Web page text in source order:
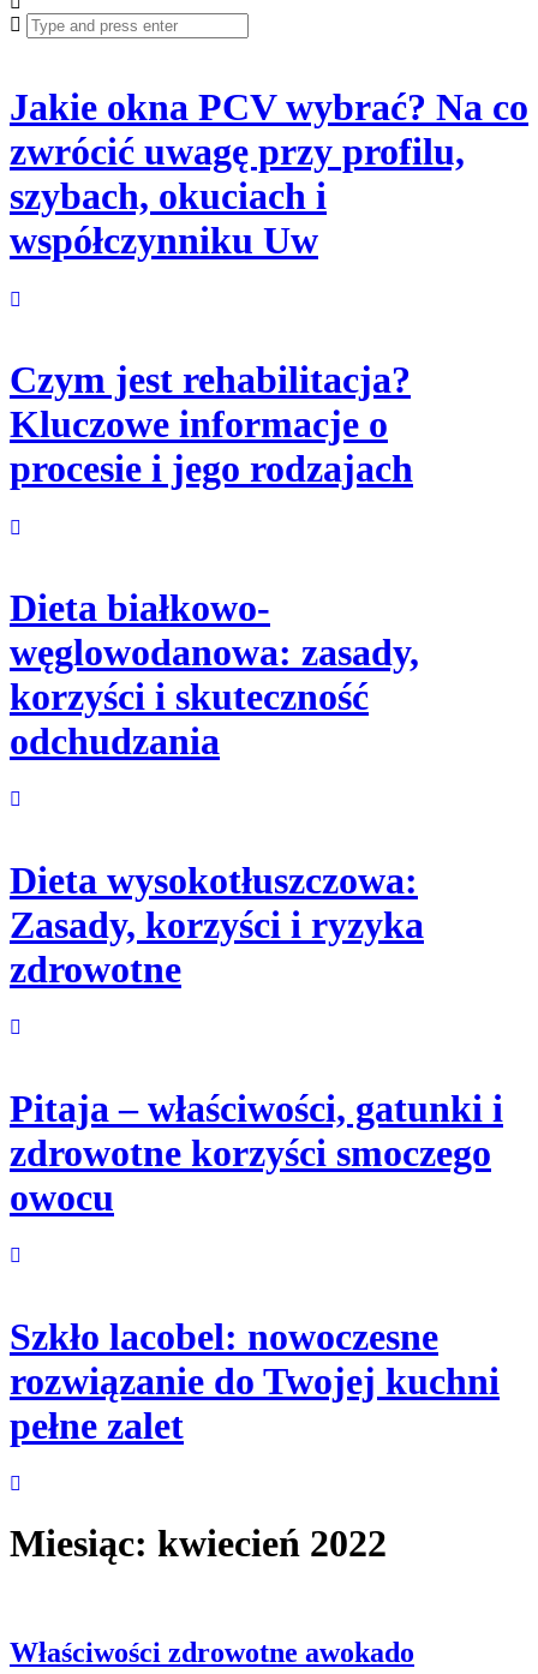
Search
for:
Jakie okna PCV wybrać? Na co
zwrócić uwagę przy profilu,
szybach, okuciach i
współczynniku Uw
Czym jest rehabilitacja?
Kluczowe informacje o
procesie i jego rodzajach
Dieta białkowo-
węglowodanowa: zasady,
korzyści i skuteczność
odchudzania
Dieta wysokotłuszczowa:
Zasady, korzyści i ryzyka
zdrowotne
Pitaja – właściwości, gatunki i
zdrowotne korzyści smoczego
owocu
Szkło lacobel: nowoczesne
rozwiązanie do Twojej kuchni
pełne zalet
Miesiąc: kwiecień 2022
Właściwości zdrowotne awokado